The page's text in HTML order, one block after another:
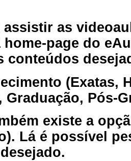
assistir as
page do
conteúdos
(Exatas,
Graduação, Pós-
existe a
Lá é possível